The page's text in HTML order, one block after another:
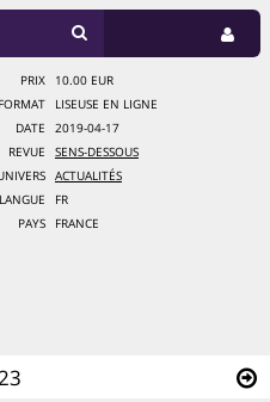
PRIX
10.00 EUR
FORMAT
LISEUSE EN LIGNE
DATE
2019-04-17
REVUE
SENS-DESSOUS
ACTUALITÉS
LANGUE
FR
PAYS
FRANCE